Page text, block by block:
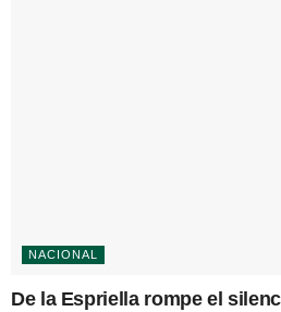
NACIONAL
De la Espriella rompe el